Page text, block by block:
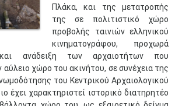
Πλάκα, και της μετατροπής
της σε πολιτιστικό χώρο
προβολής ταινιών ελληνικού
κινηματογράφου, προχωρά
ανάδειξη των αρχαιοτήτων που
χώρο του ακινήτου, σε συνέχεια της
του Κεντρικού Αρχαιολογικού
έχει χαρακτηριστεί ιστορικό διατηρητέο